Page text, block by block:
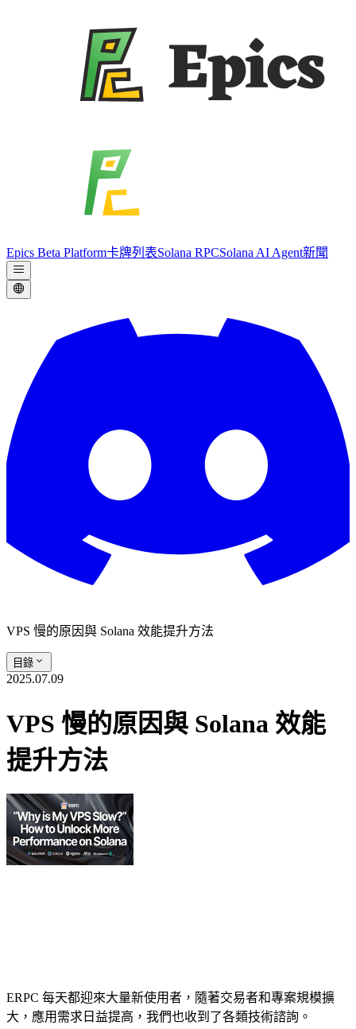
Epics Beta Platform卡牌列表Solana RPCSolana AI Agent新聞
VPS 慢的原因與 Solana 效能提升方法
目錄
2025.07.09
VPS 慢的原因與 Solana 效能
提升方法
ERPC 每天都迎來大量新使用者，隨著交易者和專案規模擴
大，應用需求日益提高，我們也收到了各類技術諮詢。